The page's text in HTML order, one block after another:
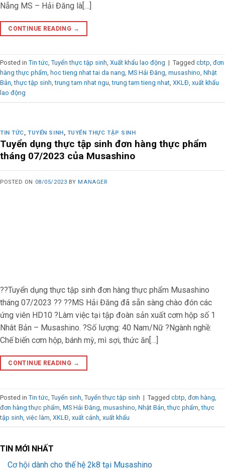
Nẵng MS – Hải Đăng là[…]
CONTINUE READING →
Posted in Tin tức, Tuyển thực tập sinh, Xuất khẩu lao động | Tagged cbtp, đơn
hàng thực phẩm, hoc tieng nhat tai da nang, MS Hải Đăng, musashino, Nhật
Bản,thực tập sinh,trung tam nhat ngu,trung tam tieng nhat, XKLĐ, xuất khẩu
lao động
TIN TỨC,TUYỂN SINH, TUYỂN THỰC TẬP SINH
Tuyển dụng thực tập sinh đơn hàng thực phẩm
tháng 07/2023 của Musashino
POSTED ON 08/05/2023 BY MANAGER
??Tuyển dụng thực tập sinh đơn hàng thực phẩm Musashino
tháng 07/2023 ?? ??MS Hải Đăng đã sẵn sàng chào đón các
ứng viên HD10 ?Làm việc tại tập đoàn sản xuất cơm hộp số 1
Nhât Bản – Musashino. ?Số lượng: 40 Nam/Nữ ?Ngành nghề:
Chế biến cơm hộp, bánh mỳ, mì sợi, thức ăn[…]
CONTINUE READING →
Posted in Tin tức Tuyển sinh Tuyển thực tập sinh | Tagged cbtp đơn hàng
đơn hàng thực phẩm MS Hải Đăng musashino Nhật Bản ,thực phẩm ,thực
tập sinh việc làm XKLĐ xuất cảnh xuất khẩu
TIN MỚI NHẤT
Cơ hội dành cho thế hệ 2k8 tại Musashino